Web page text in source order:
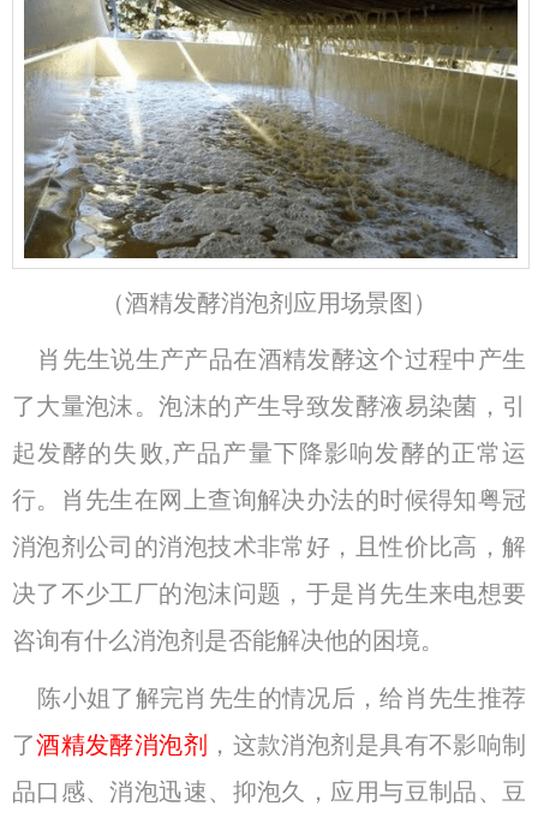
（酒精发酵消泡剂应用场景图）
肖先生说生产产品在酒精发酵这个过程中产生
了大量泡沫。泡沫的产生导致发酵液易染菌，引
起发酵的失败,产品产量下降影响发酵的正常运
行。肖先生在网上查询解决办法的时候得知粤冠
消泡剂公司的消泡技术非常好，且性价比高，解
决了不少工厂的泡沫问题，于是肖先生来电想要
咨询有什么消泡剂是否能解决他的困境。
陈小姐了解完肖先生的情况后，给肖先生推荐
了酒精发酵消泡剂
，这款消泡剂是具有不影响制
品口感、消泡迅速、抑泡久，应用与豆制品、豆